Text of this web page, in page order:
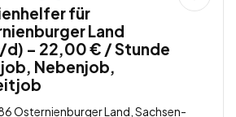
für
Land
– 22,00 € / Stunde
Nebenjob,
Osternienburger Land, Sachsen-